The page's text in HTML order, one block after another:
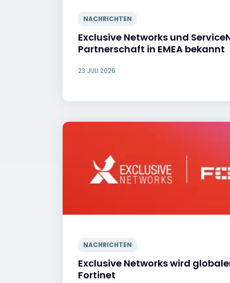
NACHRICHTEN
Exclusive Networks und
Partnerschaft in EMEA bekannt
23 JULI 2026
NACHRICHTEN
Exclusive Networks wird
Fortinet